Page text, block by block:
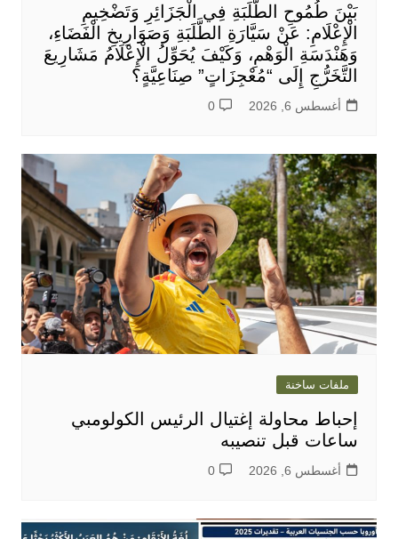
بَيْنَ طُمُوحِ الطَّلَبَةِ فِي الْجَزَائِرِ وَتَضْخِيمِ
الْإِعْلَامِ: عَنْ سَيَّارَةِ الطَّلَبَةِ وَصَوَارِيخِ الْفَضَاءِ،
وَهَنْدَسَةِ الْوَهْمِ، وَكَيْفَ يُحَوِّلُ الْإِعْلَامُ مَشَارِيعَ
التَّخَرُّجِ إِلَى “مُعْجِزَاتٍ” صِنَاعِيَّةٍ؟
أغسطس 6, 2026 0
ملفات ساخنة
إحباط محاولة إغتيال الرئيس الكولومبي
ساعات قبل تنصيبه
أغسطس 6, 2026 0